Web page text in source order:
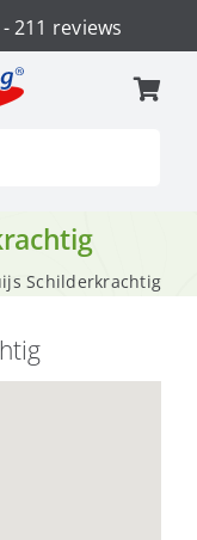
211 reviews
Schilderkrachtig